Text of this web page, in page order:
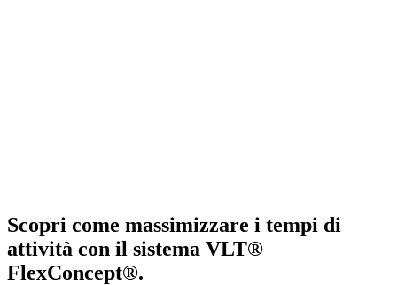
Scopri come massimizzare i tempi di
attività con il sistema VLT®
FlexConcept®.